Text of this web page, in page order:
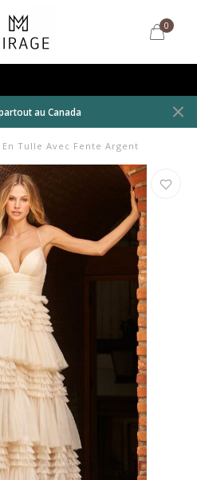
0
au Canada
En Tulle Avec Fente Argent